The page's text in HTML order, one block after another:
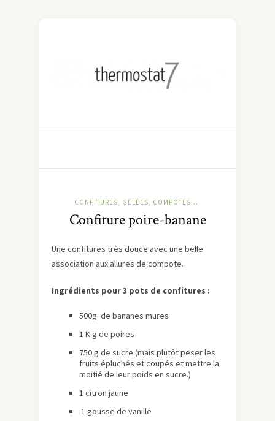
CONFITURES, GELÉES, COMPOTES...
Confiture poire-banane
Une confitures très douce avec une belle
association aux allures de compote.
Ingrédients pour 3 pots de confitures :
500g de bananes mures
1 K g de poires
750 g de sucre (mais plutôt peser les
fruits épluchés et coupés et mettre la
moitié de leur poids en sucre.)
1 citron jaune
1 gousse de vanille